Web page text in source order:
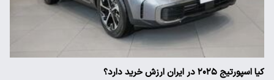
کیا اسپورتیج ۲۰۲۵ در ایران ارزش خرید دارد؟